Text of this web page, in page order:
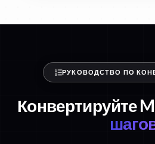
РУКОВОДСТВО ПО
Конвертируйте